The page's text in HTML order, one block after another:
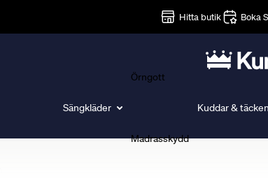
Hitta butik Boka
Sängkläder
Örngott
Madrasskydd
Kuddar & täcken